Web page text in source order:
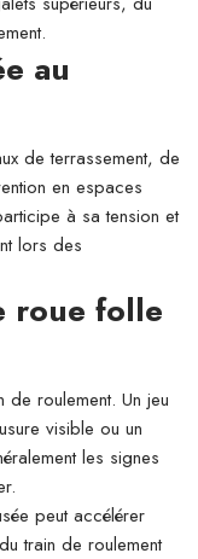
au
de terrassement, de
en espaces
à sa tension et
lors des
roue folle
roulement. Un jeu
visible ou un
les signes
peut accélérer
train de roulement